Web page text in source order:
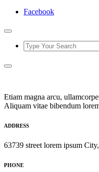
Facebook
Etiam magna arcu,
Aliquam vitae bibendum
ADDRESS
63739 street lorem ipsum
PHONE